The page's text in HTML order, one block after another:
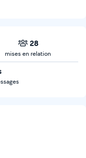
28
mises en relation